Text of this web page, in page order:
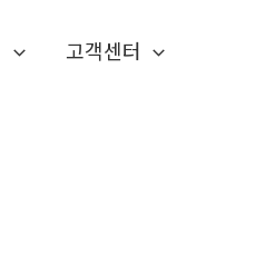
고객센터